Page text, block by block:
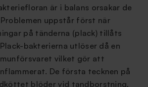
är i balans orsakar de
uppstår först när
på tänderna (plack) tillåts
bakterierna utlöser då en
vilket gör att
De första tecknen på
blöder vid tandborstning,